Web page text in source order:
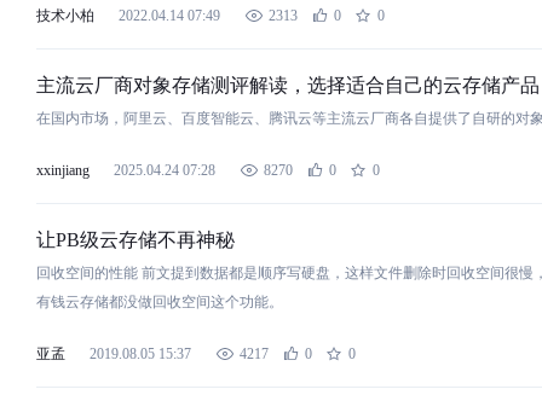
技术小柏 2022.04.14 07:49 2313 0 0
主流云厂商对象存储测评解读，选择适合自己的云存储产
在国内市场，阿里云、百度智能云、腾讯云等主流云厂商各自提供了自研的对
xxinjiang 2025.04.24 07:28 8270 0 0
让PB级云存储不再神秘
回收空间的性能 前文提到数据都是顺序写硬盘，这样文件删除时回收空间很慢
有钱云存储都没做回收空间这个功能。
亚孟 2019.08.05 15:37 4217 0 0